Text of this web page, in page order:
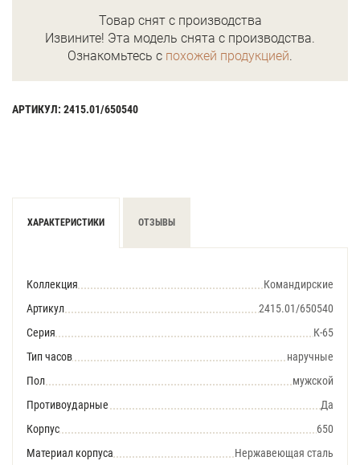
Товар снят с производства
Извините! Эта модель снята с производства.
Ознакомьтесь с похожей продукцией.
АРТИКУЛ: 2415.01/650540
ХАРАКТЕРИСТИКИ ОТЗЫВЫ
Коллекция
Командирские
Артикул
2415.01/650540
Серия
К-65
Тип часов
наручные
Пол
мужской
Противоударные
Да
Корпус
650
Материал корпуса
Нержавеющая сталь